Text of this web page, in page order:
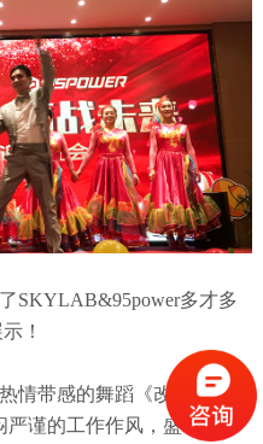
多才多
！
带感的舞蹈《改革春风吹
严谨的工作作风，盛装演